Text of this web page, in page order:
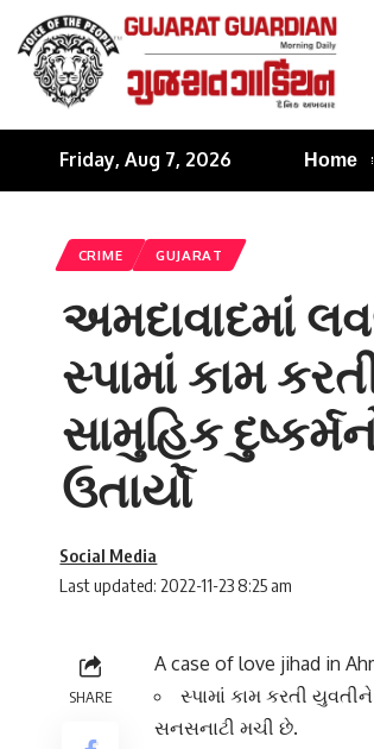
Friday, Aug 7, 2026 Home
CRIME GUJARAT
અમદાવાદમાં
સ્પામાં કામ
સામુહિક
ઉતાર્યો
Last updated: 2022-11-23 8:25 am
Social Media
SHARE
A case of love jihad in
સ્પામાં કામ કરતી
સનસનાટી મચી છે.